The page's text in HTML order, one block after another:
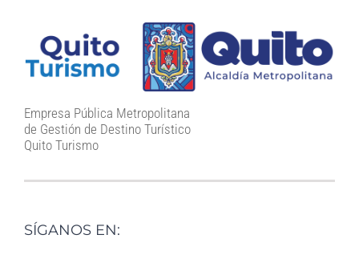
Empresa Pública Metropolitana
de Gestión de Destino Turístico
Quito Turismo
SÍGANOS EN: